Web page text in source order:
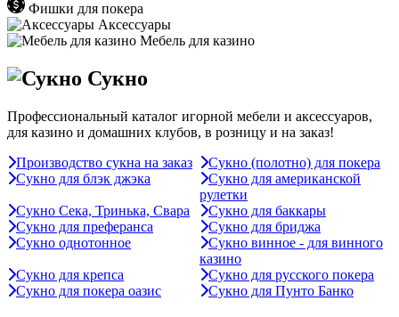
Фишки для покера
Аксессуары
Мебель для казино
Сукно
Профессиональный каталог игорной мебели и аксессуаров,
для казино и домашних клубов, в розницу и на заказ!
Производство сукна на заказ
Сукно (полотно) для покера
Сукно для блэк джэка
Сукно для американской
рулетки
Сукно Сека, Тринька, Свара
Сукно для баккары
Сукно для преферанса
Сукно для бриджа
Сукно однотонное
Сукно винное - для винного
казино
Сукно для крепса
Сукно для русского покера
Сукно для покера оазис
Сукно для Пунто Банко